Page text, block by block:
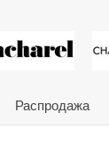
Распродажа